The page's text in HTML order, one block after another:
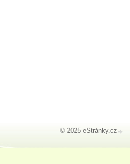
© 2025 eStránky.cz